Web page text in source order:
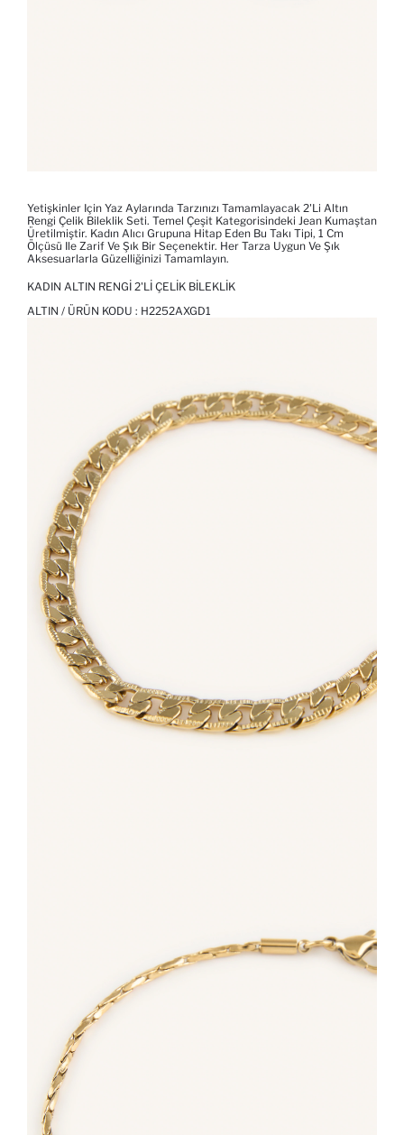
Yetişkinler Için Yaz Aylarında Tarzınızı Tamamlayacak 2'li Altın
Rengi Çelik Bileklik Seti. Temel Çeşit Kategorisindeki Jean Kumaştan
Üretilmiştir. Kadın Alıcı Grupuna Hitap Eden Bu Takı Tipi, 1 Cm
Ölçüsü Ile Zarif Ve Şık Bir Seçenektir. Her Tarza Uygun Ve Şık
Aksesuarlarla Güzelliğinizi Tamamlayın.
KADIN ALTIN RENGI 2'LI ÇELIK BILEKLIK
ALTIN / ÜRÜN KODU : H2252AXGD1